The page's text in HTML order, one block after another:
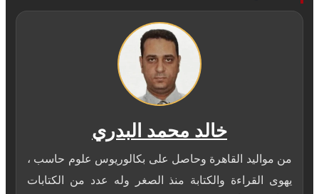
خالد محمد البدري
من مواليد القاهرة وحاصل على بكالوريوس علوم حاسب ،
يهوى القراءة والكتابة منذ الصغر وله عدد من الكتابات